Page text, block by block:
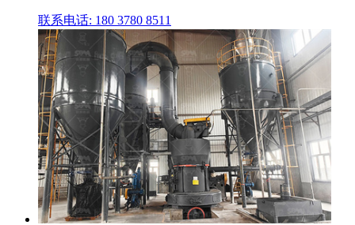
联系电话: 180 3780 8511